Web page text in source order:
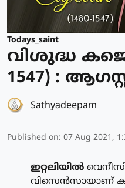
Todays_saint
വിശുദ്ധ
1547) :
Sathyadeepam
Published on: 07 Aug 2021,
ഇറ്റലിയില്‍
വിസെന്‍സായാണ്